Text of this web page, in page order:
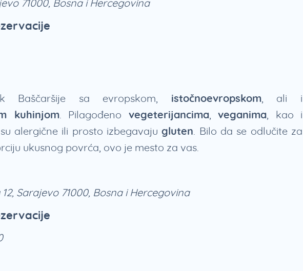
71000, Bosna i Hercegovina
Baščaršije sa evropskom, istočnoevropskom, ali i
kuhinjom. Pilagođeno vegeterijancima, veganima, kao i
alergične ili prosto izbegavajugluten. Bilo da se odlučite za
ukusnog povrća, ovo je mesto za vas.
Sarajevo 71000, Bosna i Hercegovina